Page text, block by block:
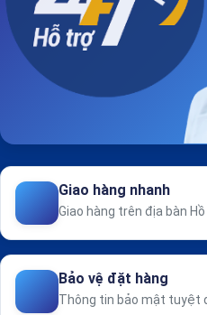
Giao hàng nhanh
Giao hàng trên địa bàn
Bảo vệ đặt hàng
Thông tin bảo mật tuyệt